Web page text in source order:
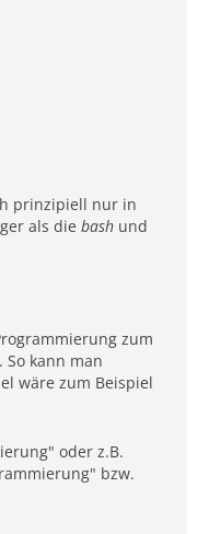
prinzipiell nur in
als die bash und
zum
kann man
wäre zum Beispiel
oder z.B.
bzw.